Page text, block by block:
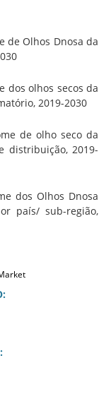
de Olhos Dnosa da
dos olhos secos da
2019-2030
de olho seco da
distribuição, 2019-
dos Olhos Dnosa
país/ sub-região,